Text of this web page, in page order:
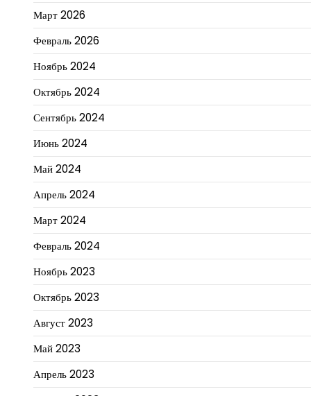
Март 2026
Февраль 2026
Ноябрь 2024
Октябрь 2024
Сентябрь 2024
Июнь 2024
Май 2024
Апрель 2024
Март 2024
Февраль 2024
Ноябрь 2023
Октябрь 2023
Август 2023
Май 2023
Апрель 2023